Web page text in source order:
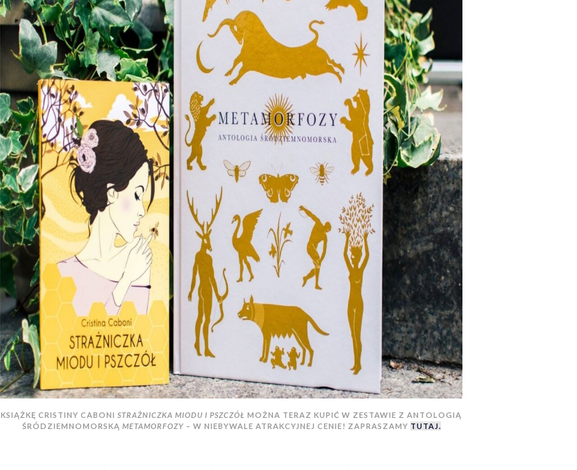
KSIĄŻKĘ CRISTINY CABONI STRAŻNICZKA MIODU I PSZCZÓŁ MOŻNA TERAZ KUPIĆ W ZESTAWIE Z ANTOLOGIĄ
ŚRÓDZIEMNOMORSKĄ METAMORFOZY – W NIEBYWALE ATRAKCYJNEJ CENIE! ZAPRASZAMY TUTAJ.